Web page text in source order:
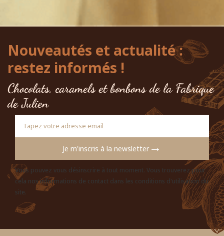
Nouveautés et actualité :
restez informés !
Chocolats, caramels et bonbons de la Fabrique
de Julien
Je m'inscris à la newsletter →
Vous pouvez vous désinscrire à tout moment. Vous trouverez pour
cela nos informations de contact dans les conditions d'utilisation du
site.